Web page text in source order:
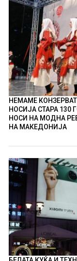
НЕМАМЕ
НОСИЈА СТАРА 130
НОСИ НА МОДНА
НА МАКЕДОНИЈА